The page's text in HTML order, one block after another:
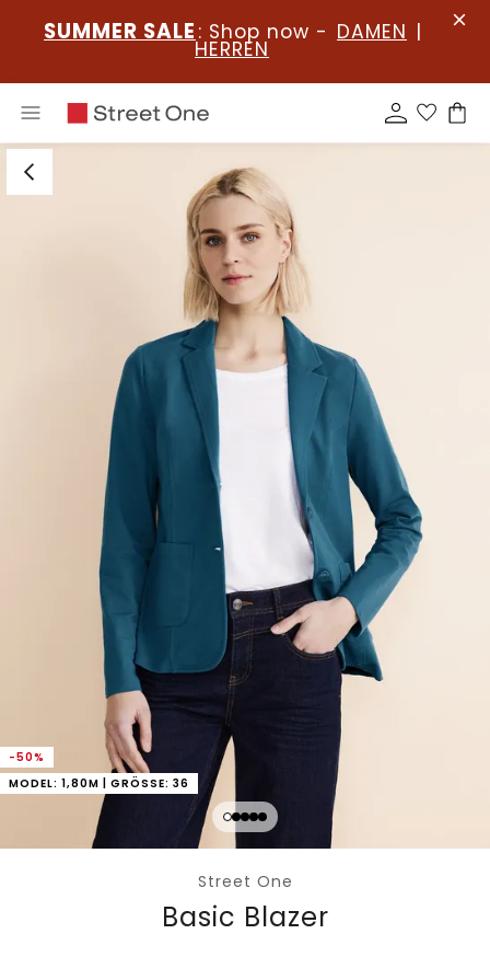
SUMMER SALE : Shop now - DAMEN |
HERREN
-50%
MODEL: 1,80M | GRÖSSE: 36
Street One
Basic Blazer